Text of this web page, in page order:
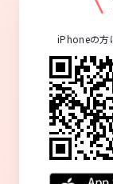
iPhoneの方